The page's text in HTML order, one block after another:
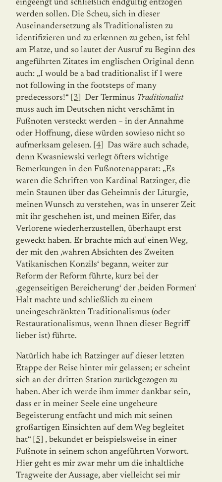
eingeengt und schließlich endgültig entzogen
werden sollen. Die Scheu, sich in dieser
Auseinandersetzung als Traditionalisten zu
identifizieren und zu erkennen zu geben, ist fehl
am Platze, und so lautet der Ausruf zu Beginn des
angeführten Zitates im englischen Original denn
auch: „I would be a bad traditionalist if I were
not following in the footsteps of many
predecessors!“
[3] Der Terminus Traditionalist
muss auch im Deutschen nicht verschämt in
Fußnoten versteckt werden – in der Annahme
oder Hoffnung, diese würden sowieso nicht so
aufmerksam gelesen. [4]
Das wäre auch schade,
denn Kwasniewski verlegt öfters wichtige
Bemerkungen in den Fußnotenapparat: „Es
waren die Schriften von Kardinal Ratzinger, die
mein Staunen über das Geheimnis der Liturgie,
meinen Wunsch zu verstehen, was in unserer Zeit
mit ihr geschehen ist, und meinen Eifer, das
Verlorene wiederherzustellen, überhaupt erst
geweckt haben. Er brachte mich auf einen Weg,
der mit den ‚wahren Absichten des Zweiten
Vatikanischen Konzils‘ begann, weiter zur
Reform der Reform führte, kurz bei der
‚gegenseitigen Bereicherung‘ der ‚beiden Formen‘
Halt machte und schließlich zu einem
uneingeschränkten Traditionalismus (oder
Restaurationalismus, wenn Ihnen dieser Begriff
lieber ist) führte.
Natürlich habe ich Ratzinger auf dieser letzten
Etappe der Reise hinter mir gelassen; er scheint
sich an der dritten Station zurückgezogen zu
haben. Aber ich werde ihm immer dankbar sein,
dass er in meiner Seele eine ungeheure
Begeisterung entfacht und mich mit seinen
großartigen Einsichten auf dem Weg begleitet
hat“
[5]
, bekundet er beispielsweise in einer
Fußnote in seinem schon angeführten Vorwort.
Hier geht es mir zwar mehr um die inhaltliche
Tragweite der Aussage, aber vielleicht sei mir